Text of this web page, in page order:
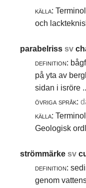
källa:
och
parabelrisssv
definition:
på yta av
sidan i isröre
övriga språk:
källa:
Geologisk
strömmärkesv
definition:
genom